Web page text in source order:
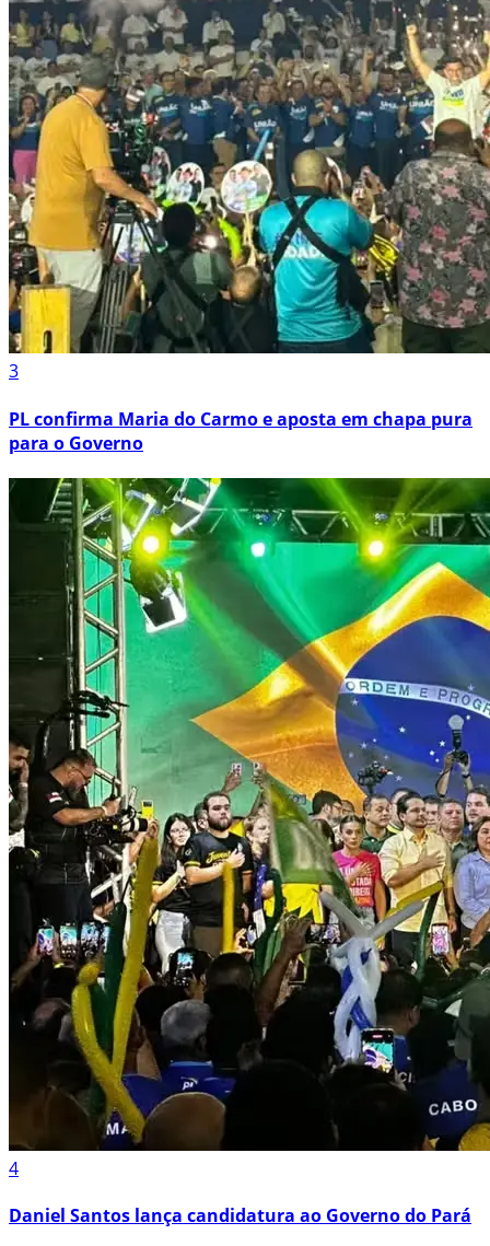
3
PL confirma Maria do Carmo e aposta em chapa pura
para o Governo
4
Daniel Santos lança candidatura ao Governo do Pará